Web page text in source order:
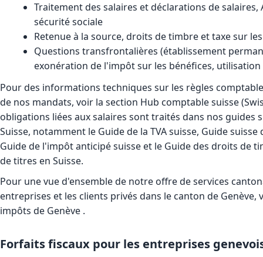
Traitement des salaires et déclarations de salaires,
sécurité sociale
Retenue à la source, droits de timbre et taxe sur
Questions transfrontalières (établissement
exonération de l'impôt sur les bénéfices,
Pour des informations techniques sur les règles
de nos mandats, voir la section Hub comptable suisse
obligations liées aux salaires sont traités dans nos guides
Suisse, notamment le Guide de la TVA suisse, Guide suisse
Guide de l'impôt anticipé suisse et le Guide des droits de
de titres en Suisse.
Pour une vue d'ensemble de notre offre de services
entreprises et les clients privés dans le canton de Genève,
impôts de Genève .
Forfaits fiscaux pour les entreprises